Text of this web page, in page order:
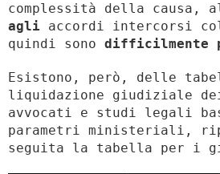
complessità della causa,
agli accordi intercorsi
quindi sono difficilmente
Esistono, però, delle
liquidazione giudiziale dei
avvocati e studi legali
parametri ministeriali,
seguita la tabella per i